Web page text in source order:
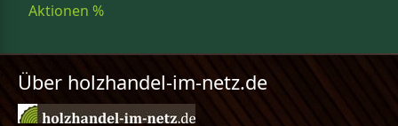
Aktionen %
Über holzhandel-im-netz.de